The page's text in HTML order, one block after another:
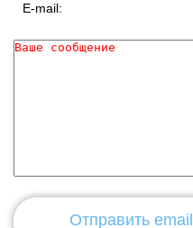
Отправить email
Отправить email
Отправить email